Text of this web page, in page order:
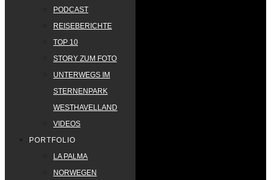
PODCAST
REISEBERICHTE
TOP 10
STORY ZUM FOTO
UNTERWEGS IM
STERNENPARK
WESTHAVELLAND
VIDEOS
PORTFOLIO
LA PALMA
NORWEGEN